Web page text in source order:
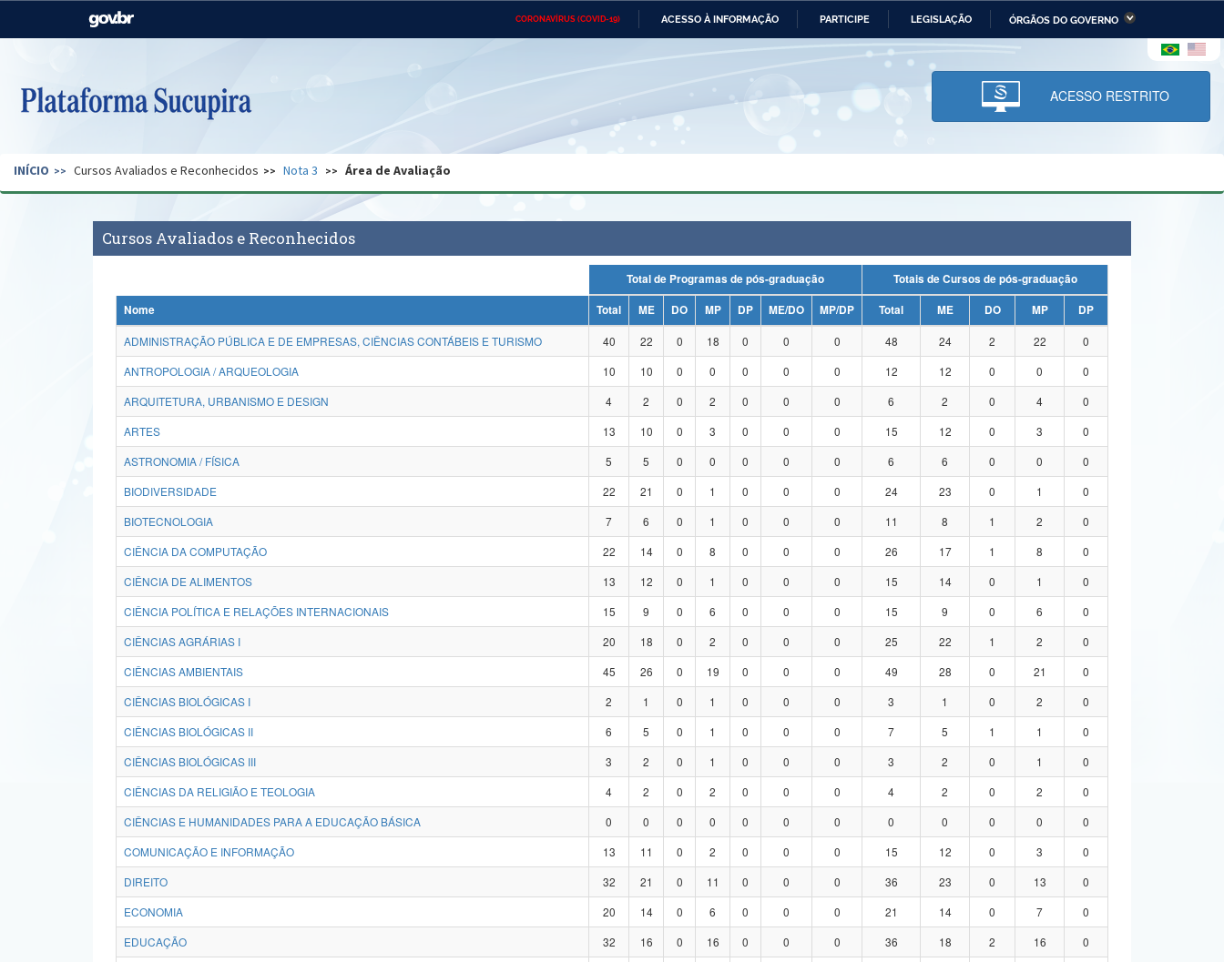
CORONAVÍRUS (COVID-19) ACESSO À INFORMAÇÃO PARTICIPE LEGISLAÇÃO ÓRGÃOS DO GOVERNO
Casa Civil Ministério das Relações Ministério da Economia Ministério da Infraestrutura
Pecuária e Abastecimento
Ministério da Ciência,
Tecnologia, Inovações e
Comunicações
Ministério do Desenvolvimento
Regional e dos Direitos Humanos
Secretaria de Governo Gabinete de Segurança Advocacia-Geral da União Banco Central do Brasil Planalto
ACESSO RESTRITO
INÍCIO Cursos Avaliados e Reconhecidos Nota 3 Área de Avaliação
Cursos Avaliados e Reconhecidos
Total de Programas de pós-graduação
Totais de Cursos de pós-graduação
Nome
Total ME DO MP DP ME/DO MP/DP Total ME DO MP
DP
ADMINISTRAÇÃO PÚBLICA E DE EMPRESAS, CIÊNCIAS CONTÁBEIS E TURISMO
40 22 0 18 0 0 0 48 24 2 22
0
ANTROPOLOGIA / ARQUEOLOGIA
10 10 0 0 0 0 0 12 12 0 0
0
ARQUITETURA, URBANISMO E DESIGN
4 2 0 2 0 0 0 6 2 0 4
0
ARTES
13 10 0 3 0 0 0 15 12 0 3
0
ASTRONOMIA / FÍSICA
5 5 0 0 0 0 0 6 6 0 0
0
BIODIVERSIDADE
22 21 0 1 0 0 0 24 23 0 1
0
BIOTECNOLOGIA
7 6 0 1 0 0 0 11 8 1 2
0
CIÊNCIA DA COMPUTAÇÃO
22 14 0 8 0 0 0 26 17 1 8
0
CIÊNCIA DE ALIMENTOS
13 12 0 1 0 0 0 15 14 0 1
0
CIÊNCIA POLÍTICA E RELAÇÕES INTERNACIONAIS
15 9 0 6 0 0 0 15 9 0 6
0
CIÊNCIAS AGRÁRIAS I
20 18 0 2 0 0 0 25 22 1 2
0
CIÊNCIAS AMBIENTAIS
45 26 0 19 0 0 0 49 28 0 21
0
CIÊNCIAS BIOLÓGICAS I
2 1 0 1 0 0 0 3 1 0 2
0
CIÊNCIAS BIOLÓGICAS II
6 5 0 1 0 0 0 7 5 1 1
0
CIÊNCIAS BIOLÓGICAS III
3 2 0 1 0 0 0 3 2 0 1
0
CIÊNCIAS DA RELIGIÃO E TEOLOGIA
4 2 0 2 0 0 0 4 2 0 2
0
CIÊNCIAS E HUMANIDADES PARA A EDUCAÇÃO BÁSICA
0 0 0 0 0 0 0 0 0 0 0
0
COMUNICAÇÃO E INFORMAÇÃO
13 11 0 2 0 0 0 15 12 0 3
0
DIREITO
32 21 0 11 0 0 0 36 23 0 13
0
ECONOMIA
20 14 0 6 0 0 0 21 14 0 7
0
EDUCAÇÃO
32 16 0 16 0 0 0 36 18 2 16
0